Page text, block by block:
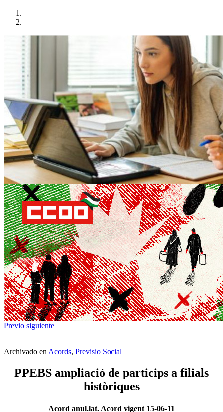
Previo siguiente
Archivado enAcords, Previsio Social
PPEBS ampliació de particips a filials
històriques
Acord anul.lat. Acord vigent 15-06-11